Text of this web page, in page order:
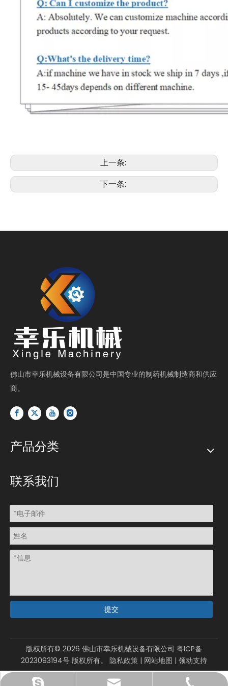
上一条:
下一条:
佛山市幸乐机械设备有限公司是中国专业的制药机械制造商和供应
商。
产品分类
联系我们
提交
版权所有© 2026 佛山市幸乐机械设备有限公司 粤ICP备
2023093194号 版权所有。 隐私政策 | 网站地图 | 领动支持